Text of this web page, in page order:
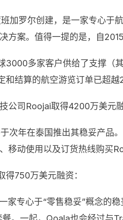
加罗尔创建，是一家专心于
方案。值得一提的是，自
多家客户供给了支撑（
结算的航空游览订单已超越
公司Roojai取得4200万美元融
次年在泰国推出其稳妥产品
移动使用以及订货热线购买
750万美元融资：
家专心于“零售稳妥”概念的